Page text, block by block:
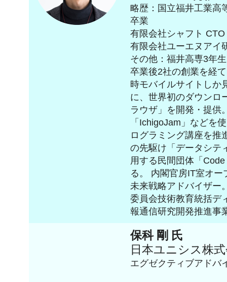
略歴：国立福井工業
卒業
有限会社シャフト CTO
有限会社ユーエヌアイ
その他：福井高専3年
卒業後2社の創業を経
時モバイルサイトしか
に、世界初のダウンロ
ラウザ」を開発・提供
「IchigoJam」などを
ログラミング講座を推
の先駆け「データシテ
用する民間団体「
る。 内閣官房IT室オ
未来戦略アドバイザー
委員会技術教育統括デ
報通信研究開発推進事
保科 剛 氏
日本ユニシス株
エグゼクティブアドバ